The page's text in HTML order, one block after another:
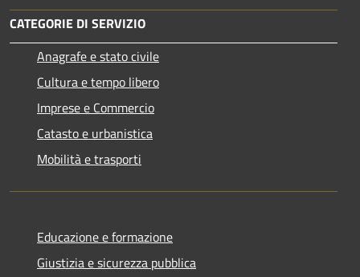
CATEGORIE DI SERVIZIO
Anagrafe e stato civile
Cultura e tempo libero
Imprese e Commercio
Catasto e urbanistica
Mobilità e trasporti
Educazione e formazione
Giustizia e sicurezza pubblica